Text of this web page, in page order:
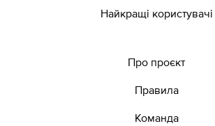
Найкращі користувачі
Про проєкт
Правила
Команда